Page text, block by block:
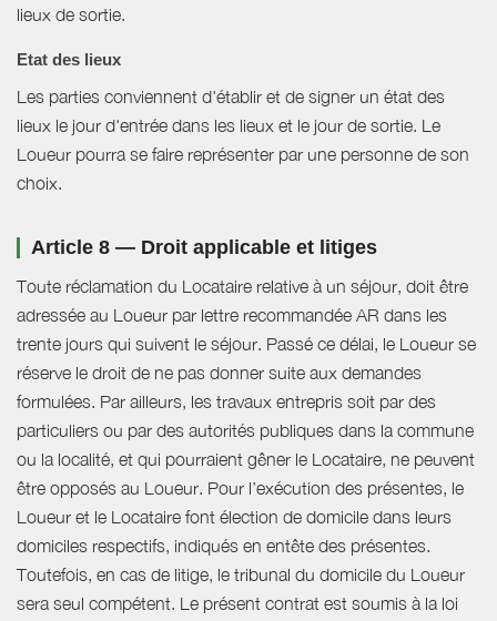
lieux de sortie.
Etat des lieux
Les parties conviennent d'établir et de signer un état des
lieux le jour d'entrée dans les lieux et le jour de sortie. Le
Loueur pourra se faire représenter par une personne de son
choix.
Article 8 — Droit applicable et litiges
Toute réclamation du Locataire relative à un séjour, doit être
adressée au Loueur par lettre recommandée AR dans les
trente jours qui suivent le séjour. Passé ce délai, le Loueur se
réserve le droit de ne pas donner suite aux demandes
formulées. Par ailleurs, les travaux entrepris soit par des
particuliers ou par des autorités publiques dans la commune
ou la localité, et qui pourraient gêner le Locataire, ne peuvent
être opposés au Loueur. Pour l’exécution des présentes, le
Loueur et le Locataire font élection de domicile dans leurs
domiciles respectifs, indiqués en entête des présentes.
Toutefois, en cas de litige, le tribunal du domicile du Loueur
sera seul compétent. Le présent contrat est soumis à la loi